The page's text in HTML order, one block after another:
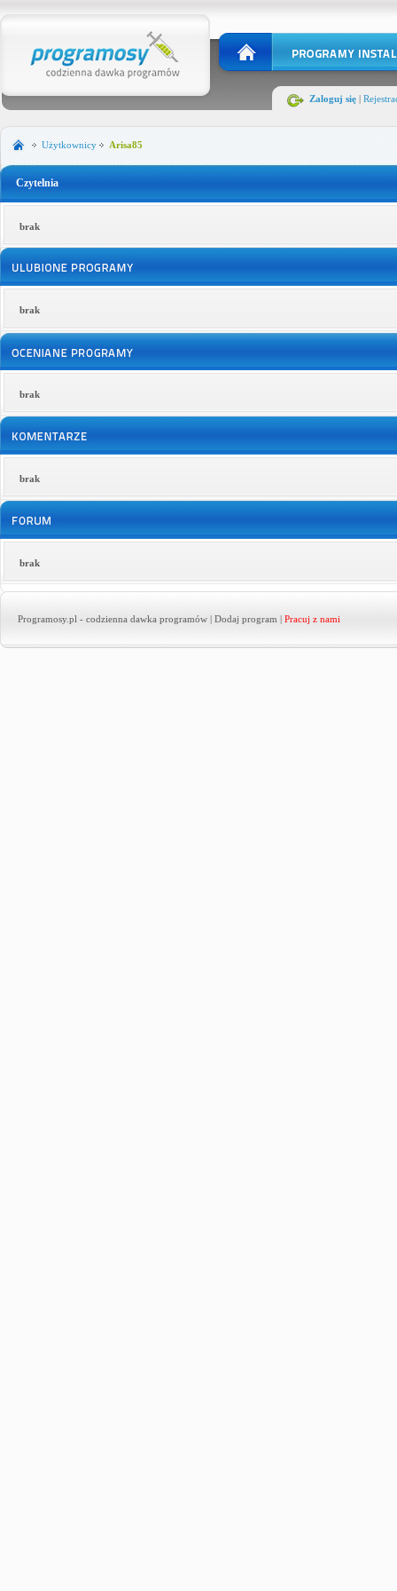
Zaloguj się |
Użytkownicy Arisa85
Czytelnia
brak
brak
brak
brak
brak
Programosy.pl - codzienna dawka programów | Dodaj program | Pracuj z nami